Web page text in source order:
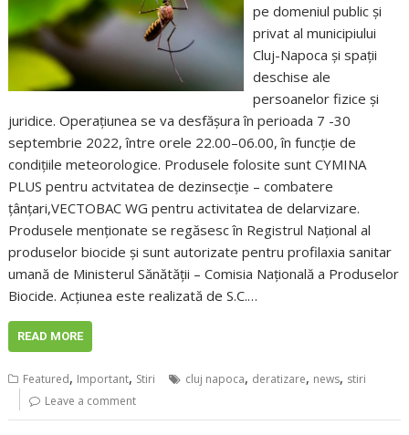
pe domeniul public și
privat al municipiului
Cluj-Napoca și spații
deschise ale
persoanelor fizice și
juridice. Operațiunea se va desfășura în perioada 7 -30
septembrie 2022, între orele 22.00–06.00, în funcție de
condițiile meteorologice. Produsele folosite sunt CYMINA
PLUS pentru actvitatea de dezinsecție – combatere
țânțari,VECTOBAC WG pentru activitatea de delarvizare.
Produsele menționate se regăsesc în Registrul Național al
produselor biocide și sunt autorizate pentru profilaxia sanitar
umană de Ministerul Sănătății – Comisia Națională a Produselor
Biocide. Acțiunea este realizată de S.C.…
READ MORE
Featured, Important, Stiri cluj napoca, deratizare, news, stiri
Leave a comment